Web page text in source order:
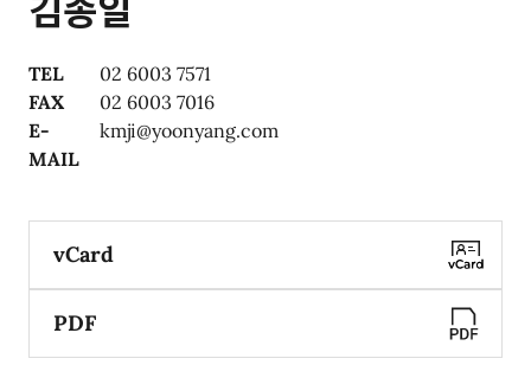
김종일
TEL
02 6003 7571
FAX
02 6003 7016
E-
MAIL
kmji@yoonyang.com
vCard
PDF